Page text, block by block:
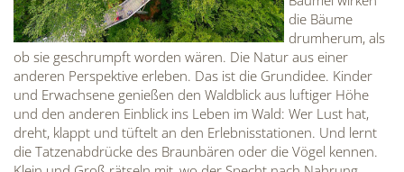
die Bäume
drumherum, als
ob sie geschrumpft worden wären. Die Natur aus einer
anderen Perspektive erleben. Das ist die Grundidee. Kinder
und Erwachsene genießen den Waldblick aus luftiger Höhe
und den anderen Einblick ins Leben im Wald: Wer Lust hat,
dreht, klappt und tüftelt an den Erlebnisstationen. Und lernt
die Tatzenabdrücke des Braunbären oder die Vögel kennen.